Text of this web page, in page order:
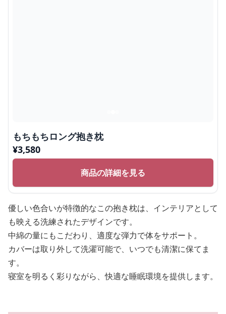
もちもちロング抱き枕
¥3,580
商品の詳細を見る
優しい色合いが特徴的なこの抱き枕は、インテリアとして
も映える洗練されたデザインです。
中綿の量にもこだわり、適度な弾力で体をサポート。
カバーは取り外して洗濯可能で、いつでも清潔に保てま
す。
寝室を明るく彩りながら、快適な睡眠環境を提供します。